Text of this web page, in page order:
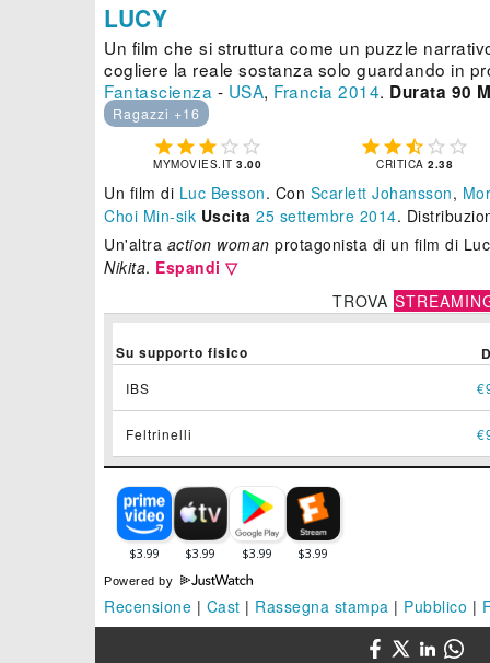
LUCY
Un film che si struttura come un puzzle
cogliere la reale sostanza solo guardando in
Fantascienza - USA, Francia 2014. Durata 90
Ragazzi +16
    
MYMOVIES.IT3.00
    
CRITICA2.38
Un film di Luc Besson. Con Scarlett Johansson,
Choi Min-sik Uscita 25 settembre 2014.
Un'altra action woman protagonista di un film di
Nikita. Espandi ▽
TROVA
Su supporto fisico
IBS
Feltrinelli
Powered by
Recensione | Cast | Rassegna stampa | Pubblico |